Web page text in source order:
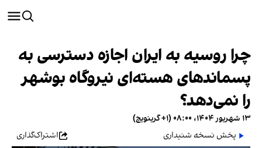
چرا روسیه به ایران اجازه دسترسی به
پسماند‌های هسته‌ای نیروگاه بوشهر
را نمی‌دهد؟
۱۳ شهریور ۱۴۰۴، ۰۸:۰۰ (‎+۱ گرینویچ)
پخش نسخه شنیداری
اشتراک‌گذاری